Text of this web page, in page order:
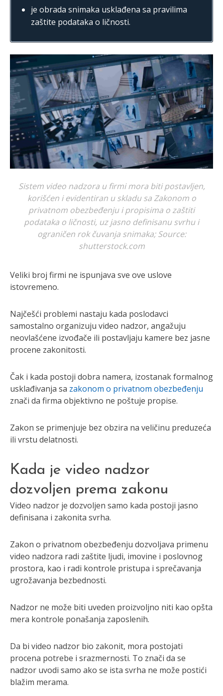
je obrada snimaka usklađena sa pravilima
zaštite podataka o ličnosti.
Sistem video nadzora u firmi mora biti postavljen,
korišćen i evidentiran u skladu sa Zakonom o
privatnom obezbeđenju i propisima o zaštiti
podataka o ličnosti, uz jasno definisanu svrhu i
ograničen rok čuvanja snimaka; Source:
shutterstock.com
Veliki broj firmi ne ispunjava sve ove uslove
istovremeno.
Najčešći problemi nastaju kada poslodavci
samostalno organizuju video nadzor, angažuju
neovlašćene izvođače ili postavljaju kamere bez jasne
procene zakonitosti.
Čak i kada postoji dobra namera, izostanak formalnog
usklađivanja sa zakonom o privatnom obezbeđenju
znači da firma objektivno ne poštuje propise.
Zakon se primenjuje bez obzira na veličinu preduzeća
ili vrstu delatnosti.
Kada je video nadzor
dozvoljen prema zakonu
Video nadzor je dozvoljen samo kada postoji jasno
definisana i zakonita svrha.
Zakon o privatnom obezbeđenju dozvoljava primenu
video nadzora radi zaštite ljudi, imovine i poslovnog
prostora, kao i radi kontrole pristupa i sprečavanja
ugrožavanja bezbednosti.
Nadzor ne može biti uveden proizvoljno niti kao opšta
mera kontrole ponašanja zaposlenih.
Da bi video nadzor bio zakonit, mora postojati
procena potrebe i srazmernosti. To znači da se
nadzor uvodi samo ako se ista svrha ne može postići
blažim merama.